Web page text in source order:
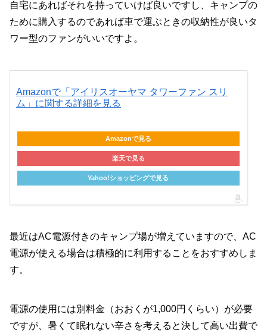
自宅にあればそれを持っていけば良いですし、キャンプの
ために購入するのであれば車で運ぶときの収納性が良いタ
ワー型のファンがいいですよ。
Amazonで「アイリスオーヤマ タワーファン スリ
ム」に関する詳細を見る
Amazonで見る
楽天で見る
Yahoo!ショッピングで見る
最近はAC電源付きのキャンプ場が増えていますので、AC
電源が使える場合は積極的に利用することをおすすめしま
す。
電源の使用には別料金（おおくが1,000円くらい）が必要
ですが、暑くて眠れない辛さを考えると決して高い出費で